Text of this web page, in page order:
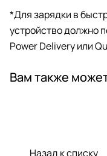
*Для зарядки в
устройство должно
Power Delivery или
Вам также
Назад к списку